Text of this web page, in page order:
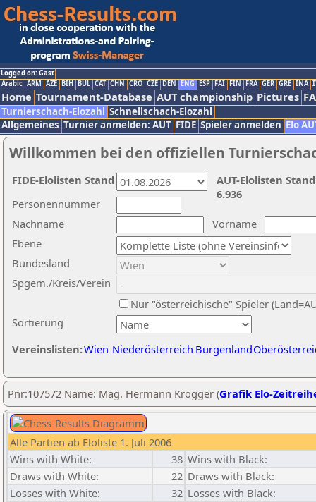
Logged on: Gast
Arabic ARM AZE BIH BUL CAT CHN CRO CZE DEN ENG ESP FAI FIN FRA GER GRE INA
Home Tournament-Database AUT championship Pictures
Turnierschach-Elozahl Schnellschach-Elozahl
Allgemeines Turnier anmelden: AUT FIDE Spieler anmelden Elo
Willkommen bei den offiziellen
Nachname
Vorname
Ebene
Sortierung
Personennummer
Bundesland
Spgem./Kreis/Verein
Nur "österreichische" Spieler
Vereinslisten:Wien Niederösterreich Burgenland
AUT-Elolisten
6.936
FIDE-Elolisten Stand
Pnr:107572 Name: Mag. Hermann Krogger (Grafik Elo-
Alle Partien ab Eloliste 1. Juli 2006
Wins with White:
38 Wins with Black:
Draws with White:
22 Draws with Black:
Losses with White:
32 Losses with Black: